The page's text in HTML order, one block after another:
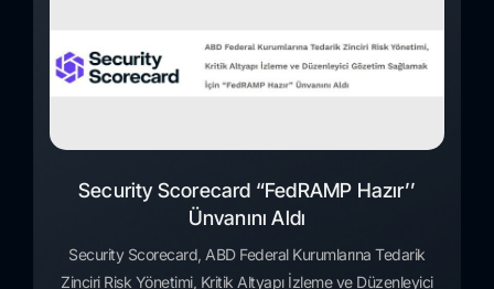
Security Scorecard “FedRAMP Hazır’’
Ünvanını Aldı
Security Scorecard, ABD Federal Kurumlarına Tedarik
Zinciri Risk Yönetimi, Kritik Altyapı İzleme ve Düzenleyici